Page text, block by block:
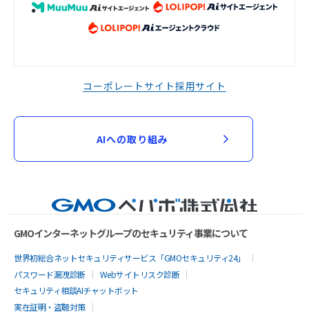
コーポレートサイト採用サイト
AIへの取り組み
GMOインターネットグループのセキュリティ事業について
世界初総合ネットセキュリティサービス「GMOセキュリティ24」
パスワード漏洩診断
Webサイトリスク診断
セキュリティ相談AIチャットボット
実在証明・盗聴対策